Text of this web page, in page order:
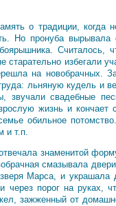
о традиции, когда
Но пронуба
Считалось,
избегали
на новобрачных.
льняную кудель и
звучали свадебные
жизнь и кончает
обильное
и т.п.
знаменитой
смазывала
Марса, и украшала
порог на руках,
зажженный от